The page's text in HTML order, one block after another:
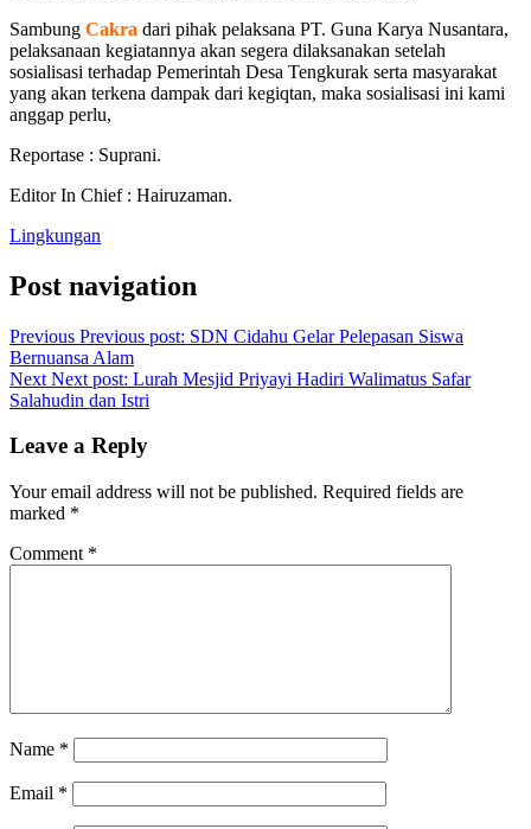
Sambung Cakra dari pihak pelaksana PT. Guna Karya Nusantara,
pelaksanaan kegiatannya akan segera dilaksanakan setelah
sosialisasi terhadap Pemerintah Desa Tengkurak serta masyarakat
yang akan terkena dampak dari kegiqtan, maka sosialisasi ini kami
anggap perlu,
Reportase : Suprani.
Editor In Chief : Hairuzaman.
Lingkungan
Post navigation
Previous Previous post: SDN Cidahu Gelar Pelepasan Siswa
Bernuansa Alam
Next Next post: Lurah Mesjid Priyayi Hadiri Walimatus Safar
Salahudin dan Istri
Leave a Reply
Your email address will not be published. Required fields are
marked *
Comment *
Name *
Email *